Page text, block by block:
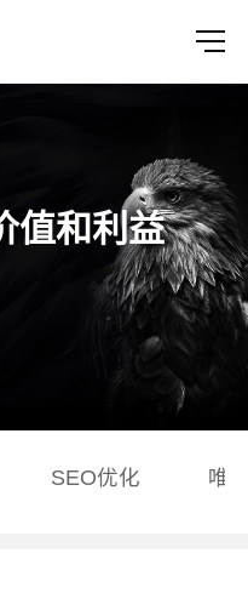
值和利益
SEO优化 唯